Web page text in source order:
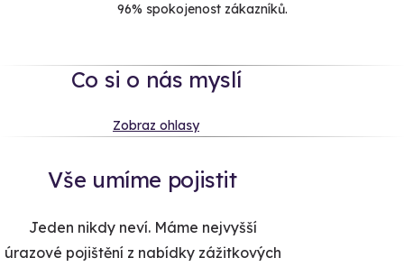
96% spokojenost zákazníků.
Co si o nás myslí
Zobraz ohlasy
Vše umíme pojistit
Jeden nikdy neví. Máme nejvyšší
úrazové pojištění z nabídky zážitkových